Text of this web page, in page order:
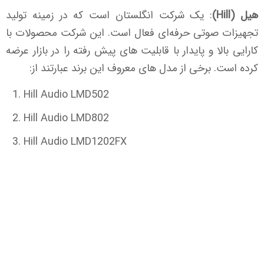
هیل (Hill)
: یک شرکت انگلستان است که در زمینه تولید
تجهیزات صوتی حرفه‌ای فعال است. این شرکت محصولات با
کارایی بالا و پایدار با قابليت های پيش رفته را در بازار عرضه
کرده است. برخی از مدل های معروف اين برند عبارتند از:
Hill Audio LMD502
Hill Audio LMD802
Hill Audio LMD1202FX